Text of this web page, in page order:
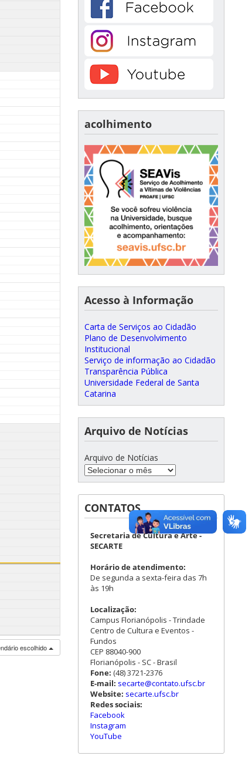
escolhido
acolhimento
Acesso à Informação
Carta de Serviços ao Cidadão
Plano de Desenvolvimento
Institucional
Serviço de informação ao Cidadão
Transparência Pública
Universidade Federal de Santa
Catarina
Arquivo de Notícias
Arquivo de Notícias
CONTATOS
Secretaria de Cultura e Arte -
SECARTE
Horário de atendimento:
De segunda a sexta-feira das 7h
às 19h
Localização:
Campus Florianópolis - Trindade
Centro de Cultura e Eventos -
Fundos
CEP 88040-900
Florianópolis - SC - Brasil
Fone: (48) 3721-2376
E-mail: secarte@contato.ufsc.br
Website: secarte.ufsc.br
Redes sociais:
Facebook
Instagram
YouTube